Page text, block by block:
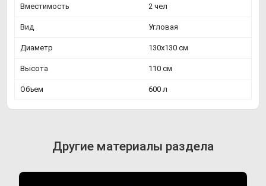
Вместимость 2 чел
Вид Угловая
Диаметр 130х130 см
Высота 110 см
Объем 600 л
Другие материалы раздела